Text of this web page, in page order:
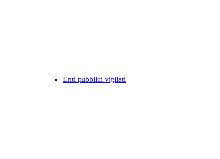
Enti pubblici vigilati